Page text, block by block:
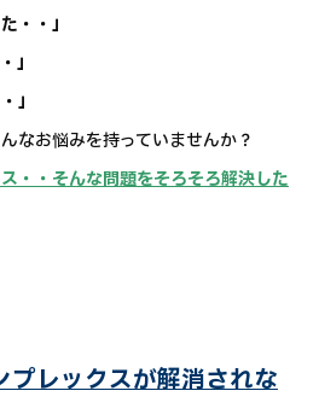
・・」
」
」
なお悩みを持っていませんか？
・・そんな問題をそろそろ解決した
プレックスが解消されな